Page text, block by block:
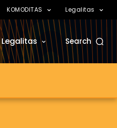
KOMODITAS Legalitas
Legalitas Search